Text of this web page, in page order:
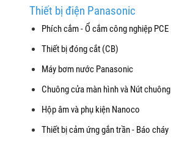
Thiết bị điện Panasonic
Phích cắm - Ổ cắm công nghiệp PCE
Thiết bị đóng cắt (CB)
Máy bơm nước Panasonic
Chuông cửa màn hình và Nút chuông
Hộp âm và phụ kiện Nanoco
Thiết bị cảm ứng gắn trần - Báo cháy